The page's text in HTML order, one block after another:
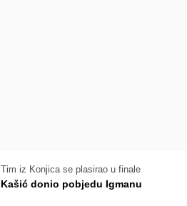
Tim iz Konjica se plasirao u finale
Kašić donio pobjedu Igmanu